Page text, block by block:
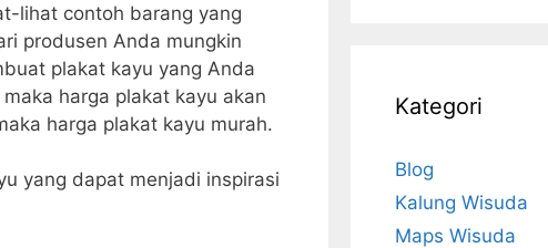
lihat contoh barang yang
produsen Anda mungkin
plakat kayu yang Anda
harga plakat kayu akan
harga plakat kayu murah.
yang dapat menjadi inspirasi
Kategori
Blog
Kalung Wisuda
Maps Wisuda